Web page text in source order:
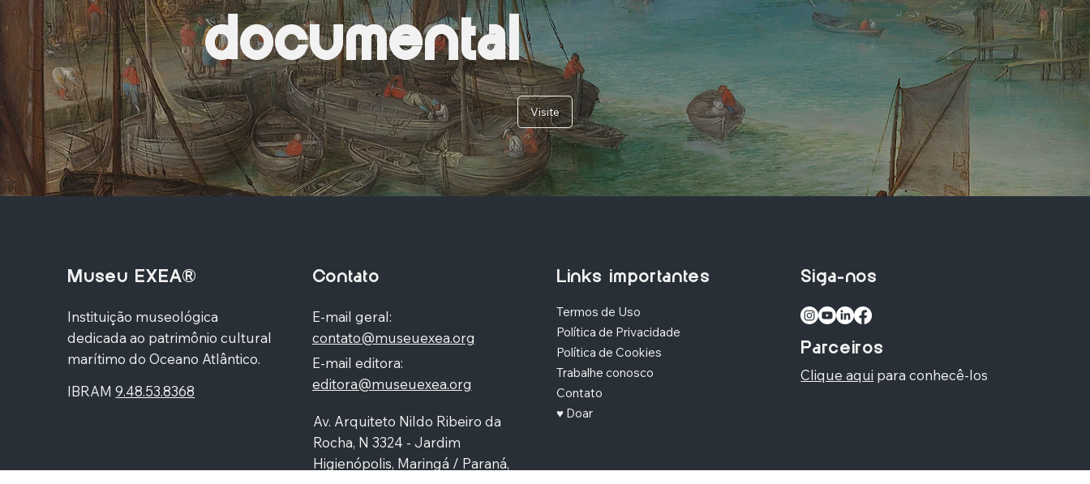
documental
Visite
Museu EXEA®
Instituição museológica
dedicada ao patrimônio cultural
marítimo do Oceano Atlântico.
IBRAM9.48.53.8368
Contato
E-mail geral:
contato@museuexea.org
E-mail editora:
editora@museuexea.org
Av. Arquiteto Nildo Ribeiro da
Rocha, N 3324 - Jardim
Higienópolis, Maringá / Paraná,
Links importantes
Termos de Uso
Política de Privacidade
Política de Cookies
Trabalhe conosco
Contato
♥ Doar
Siga-nos
Parceiros
Clique aqui para conhecê-los